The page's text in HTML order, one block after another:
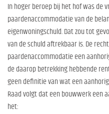
In hoger beroep bij het hof was de
paardenaccommodatie van de
eigenwoningschuld. Dat zou tot
van de schuld aftrekbaar is. De
paardenaccommodatie een
de daarop betrekking hebbende
geen definitie van wat een
Raad volgt dat een bouwwerk een
het: